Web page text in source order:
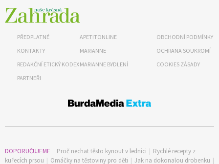
PŘEDPLATNÉ
KONTAKTY
REDAKČNÍ ETICKÝ KODEX
PARTNEŘI
APETITONLINE
MARIANNE
MARIANNE BYDLENÍ
OBCHODNÍ PODMÍNKY
OCHRANA SOUKROMÍ
COOKIES ZÁSADY
DOPORUČUJEME Proč nechat těsto kynout v lednici | Rychlé recepty z
kuřecích prsou | Omáčky na těstoviny pro děti | Jak na dokonalou drobenku |